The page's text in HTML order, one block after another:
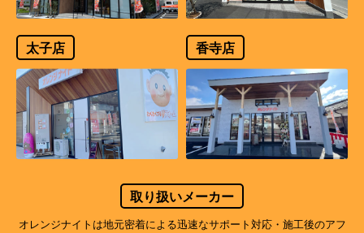
太子店 香寺店
取り扱いメーカー
オレンジナイトは地元密着による迅速なサポート対応・施工後のアフ